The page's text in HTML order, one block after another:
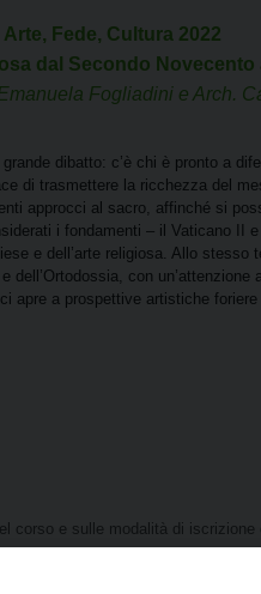
Arte, Fede, Cultura 2022
dal Secondo Novecento
Fogliadini e Arch.
dibatto: c’è chi è pronto a
di trasmettere la ricchezza del
approcci al sacro, affinché si
i fondamenti – il Vaticano II e
e dell’arte religiosa. Allo stesso
dell’Ortodossia, con
apre a prospettive artistiche
corso e sulle modalità di iscrizione